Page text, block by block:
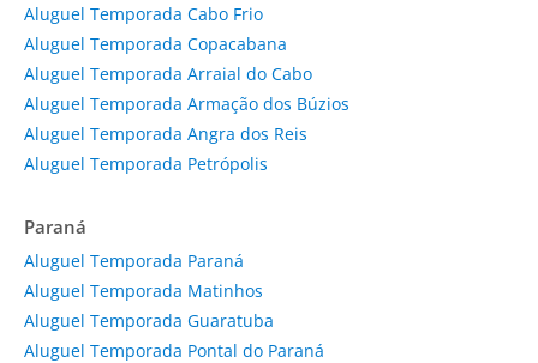
Aluguel Temporada Cabo Frio
Aluguel Temporada Copacabana
Aluguel Temporada Arraial do Cabo
Aluguel Temporada Armação dos Búzios
Aluguel Temporada Angra dos Reis
Aluguel Temporada Petrópolis
Paraná
Aluguel Temporada Paraná
Aluguel Temporada Matinhos
Aluguel Temporada Guaratuba
Aluguel Temporada Pontal do Paraná